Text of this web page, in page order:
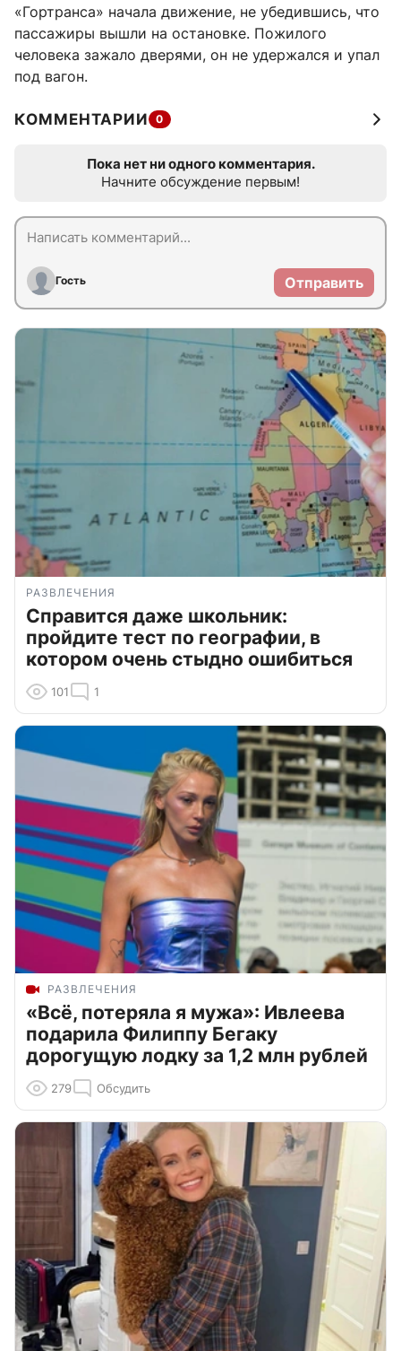
«Гортранса» начала движение, не убедившись, что
пассажиры вышли на остановке. Пожилого
человека зажало дверями, он не удержался и упал
под вагон.
КОММЕНТАРИИ 0
Пока нет ни одного комментария.
Начните обсуждение первым!
Гость Отправить
РАЗВЛЕЧЕНИЯ
Справится даже школьник:
пройдите тест по географии, в
котором очень стыдно ошибиться
101 1
РАЗВЛЕЧЕНИЯ
«Всё, потеряла я мужа»: Ивлеева
подарила Филиппу Бегаку
дорогущую лодку за 1,2 млн рублей
279 Обсудить